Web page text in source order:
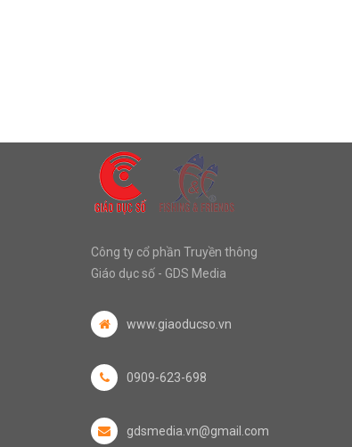
Công ty cổ phần Truyền thông
Giáo dục số - GDS Media
www.giaoducso.vn
0909-623-698
gdsmedia.vn@gmail.com